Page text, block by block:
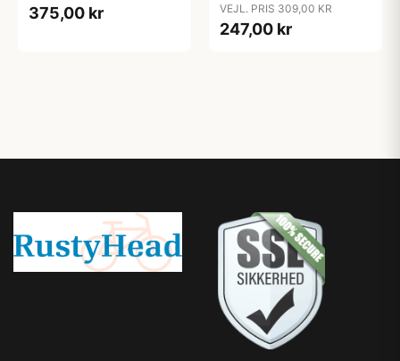
XXL
375,00 kr VEJL. PRIS 309,00 KR
247,00 kr